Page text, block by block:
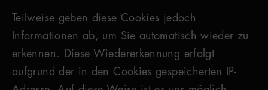
Teilweise geben diese Cookies jedoch
Informationen ab, um Sie automatisch wieder zu
erkennen. Diese Wiedererkennung erfolgt
aufgrund der in den Cookies gespeicherten IP-